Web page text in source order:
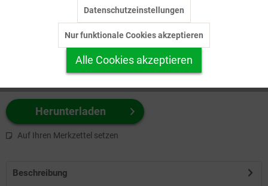
zuerst Ihr Produktformat aus.
z.B. Farbe-Grafik, Schwarz-Weiß-Grafik, mit/ohne Text ...
Herunterladen
Auf Ihren Merkzettel setzen
Beschreibung
Personalisierung Inaktiv
Service
Datenschutzeinstellungen
Nur funktionale Cookies akzeptieren
Alle Cookies akzeptieren